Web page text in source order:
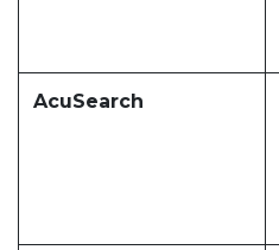
AcuSearch